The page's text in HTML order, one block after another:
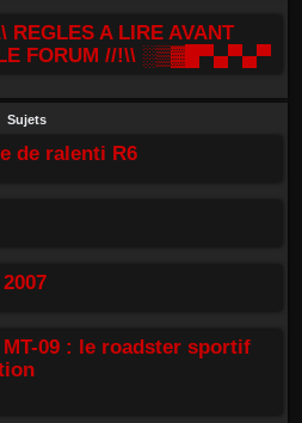
A LIRE AVANT
LE FORUM //!\\ ░▒▓█▀▄▀▄▀
Sujets
de ralenti R6
MT-09 : le roadster sportif